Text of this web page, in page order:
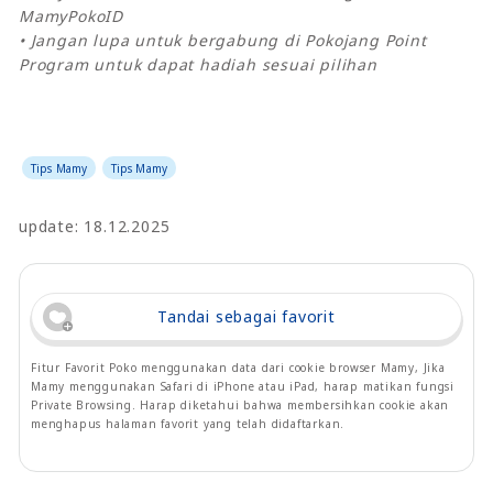
MamyPokoID
• Jangan lupa untuk bergabung di Pokojang Point
Program untuk dapat hadiah sesuai pilihan
Tips Mamy Tips Mamy
update: 18.12.2025
Tandai sebagai favorit
Fitur Favorit Poko menggunakan data dari cookie browser Mamy, Jika
Mamy menggunakan Safari di iPhone atau iPad, harap matikan fungsi
Private Browsing. Harap diketahui bahwa membersihkan cookie akan
menghapus halaman favorit yang telah didaftarkan.